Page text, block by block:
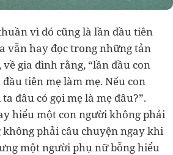
vì đó cũng là lần đầu tiên
vẫn hay đọc trong những tản
gia đình rằng, “lần đầu con
tiên mẹ làm mẹ. Nếu con
đâu có gọi mẹ là mẹ đâu?”.
hiểu một con người không phải
không phải câu chuyện ngay khi
một người phụ nữ bỗng hiểu